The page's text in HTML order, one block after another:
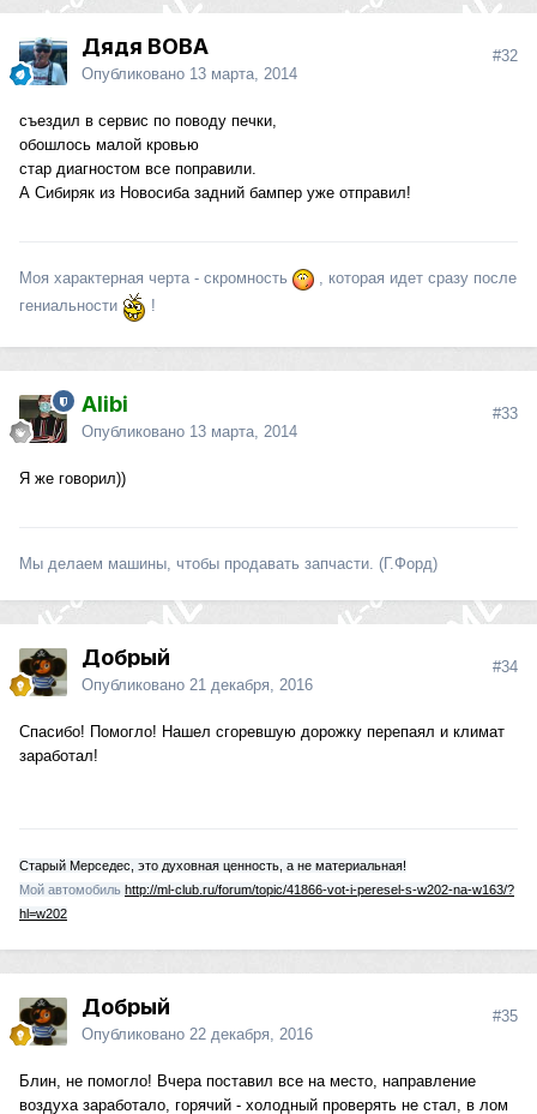
Дядя ВОВА
Опубликовано 13 марта, 2014
#32
съездил в сервис по поводу печки,
обошлось малой кровью
стар диагностом все поправили.
А Сибиряк из Новосиба задний бампер уже отправил!
Моя характерная черта - скромность
, которая идет сразу после
гениальности
!
Alibi
Опубликовано 13 марта, 2014
#33
Я же говорил))
Мы делаем машины, чтобы продавать запчасти. (Г.Форд)
Добрый
Опубликовано 21 декабря, 2016
#34
Спасибо! Помогло! Нашел сгоревшую дорожку перепаял и климат
заработал!
Старый Мерседес, это духовная ценность, а не материальная!
Мой автомобиль http://ml-club.ru/forum/topic/41866-vot-i-peresel-s-w202-na-w163/?
hl=w202
Добрый
Опубликовано 22 декабря, 2016
#35
Блин, не помогло! Вчера поставил все на место, направление
воздуха заработало, горячий - холодный проверять не стал, в лом